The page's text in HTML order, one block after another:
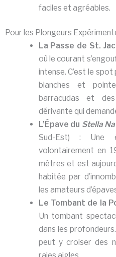
faciles et agréables.
Pour les Plongeurs
La Passe de St.
où le courant
intense. C’est le
blanches et
barracudas et
dérivante qui
L’Épave du Stella
Sud-Est) : Une
volontairement en
mètres et est
habitée par
les amateurs
Le Tombant de la
Un tombant
dans les
peut y croiser des